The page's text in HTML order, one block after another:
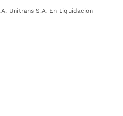
Unitrans S.A. En Liquidacion